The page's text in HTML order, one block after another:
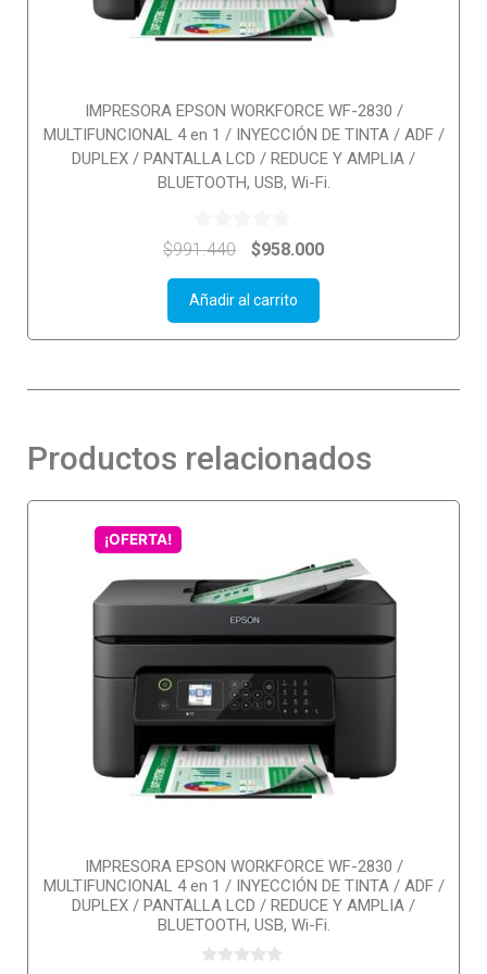
IMPRESORA EPSON WORKFORCE WF-2830 /
MULTIFUNCIONAL 4 en 1 / INYECCIÓN DE TINTA / ADF /
DUPLEX / PANTALLA LCD / REDUCE Y AMPLIA /
BLUETOOTH, USB, Wi-Fi.
0
u
t
o
f
$991.440 $958.000
Añadir al carrito
Productos relacionados
¡OFERTA!
IMPRESORA EPSON WORKFORCE WF-2830 /
MULTIFUNCIONAL 4 en 1 / INYECCIÓN DE TINTA / ADF /
DUPLEX / PANTALLA LCD / REDUCE Y AMPLIA /
BLUETOOTH, USB, Wi-Fi.